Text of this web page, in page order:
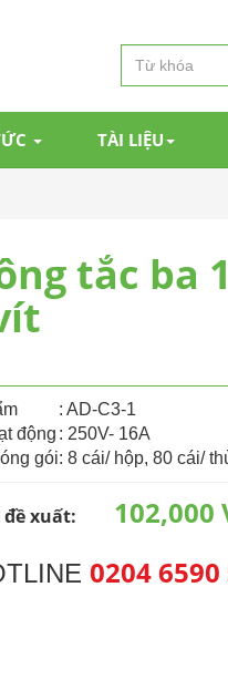
TÀI LIỆU
tắc ba
: AD-C3-1
động : 250V- 16A
gói: 8 cái/ hộp, 80 cái/
đề xuất: 102,000
0204 6590